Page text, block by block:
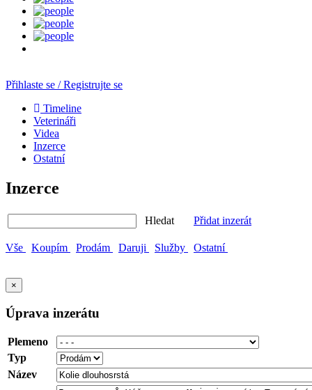
Přihlaste se / Registrujte se
Timeline
Veterináři
Videa
Inzerce
Ostatní
Inzerce
Hledat Přidat inzerát
Vše Koupím Prodám Daruji Služby Ostatní
×
Úprava inzerátu
Plemeno
Typ
Název